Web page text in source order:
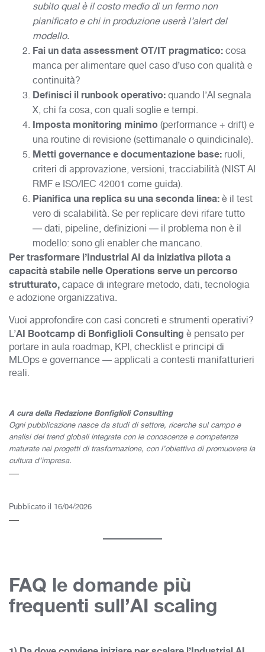
subito qual è il costo medio di un fermo non
pianificato e chi in produzione userà l’alert del
modello.
Fai un data assessment OT/IT pragmatico:cosa
manca per alimentare quel caso d’uso con qualità e
continuità?
Definisci il runbook operativo:quando l’AI segnala
X, chi fa cosa, con quali soglie e tempi.
Imposta monitoring minimo (performance + drift) e
una routine di revisione (settimanale o quindicinale).
Metti governance e documentazione base: ruoli,
criteri di approvazione, versioni, tracciabilità (NIST AI
RMF e ISO/IEC 42001 come guida).
Pianifica una replica su una seconda linea:è il test
vero di scalabilità. Se per replicare devi rifare tutto
— dati, pipeline, definizioni — il problema non è il
modello: sono gli enabler che mancano.
Per trasformare l’Industrial AI da iniziativa pilota a
capacità stabile nelle Operations serve un percorso
strutturato,capace di integrare metodo, dati, tecnologia
e adozione organizzativa.
Vuoi approfondire con casi concreti e strumenti operativi?
L’AI Bootcamp di Bonfiglioli Consulting è pensato per
portare in aula roadmap, KPI, checklist e principi di
MLOps e governance — applicati a contesti manifatturieri
reali.
A cura della Redazione Bonfiglioli Consulting
Ogni pubblicazione nasce da studi di settore, ricerche sul campo e
analisi dei trend globali integrate con le conoscenze e competenze
maturate nei progetti di trasformazione, con l’obiettivo di promuovere la
cultura d’impresa.
Pubblicato il 16/04/2026
FAQ le domande più
frequenti sull’AI scaling